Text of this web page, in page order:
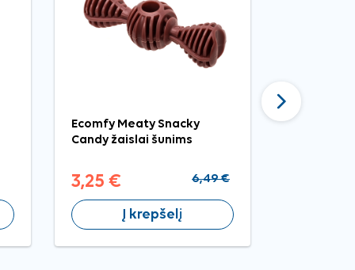
Ecomfy Meaty Snacky
Candy žaislai šunims
3,25 € 6,49 €
Į krepšelį
Tęsti